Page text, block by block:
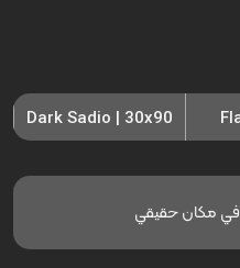
Dark Sadio | 30x90
في مكان حقيقي